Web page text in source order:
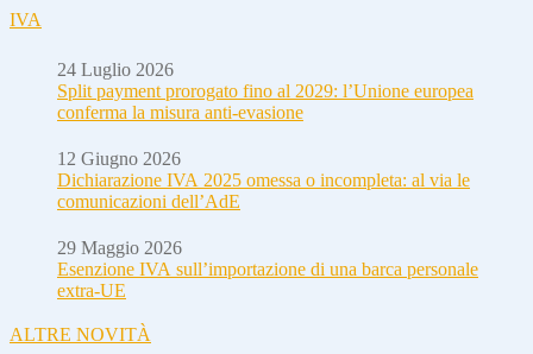
IVA
24 Luglio 2026
Split payment prorogato fino al 2029: l’Unione europea
conferma la misura anti-evasione
12 Giugno 2026
Dichiarazione IVA 2025 omessa o incompleta: al via le
comunicazioni dell’AdE
29 Maggio 2026
Esenzione IVA sull’importazione di una barca personale
extra-UE
ALTRE NOVITÀ